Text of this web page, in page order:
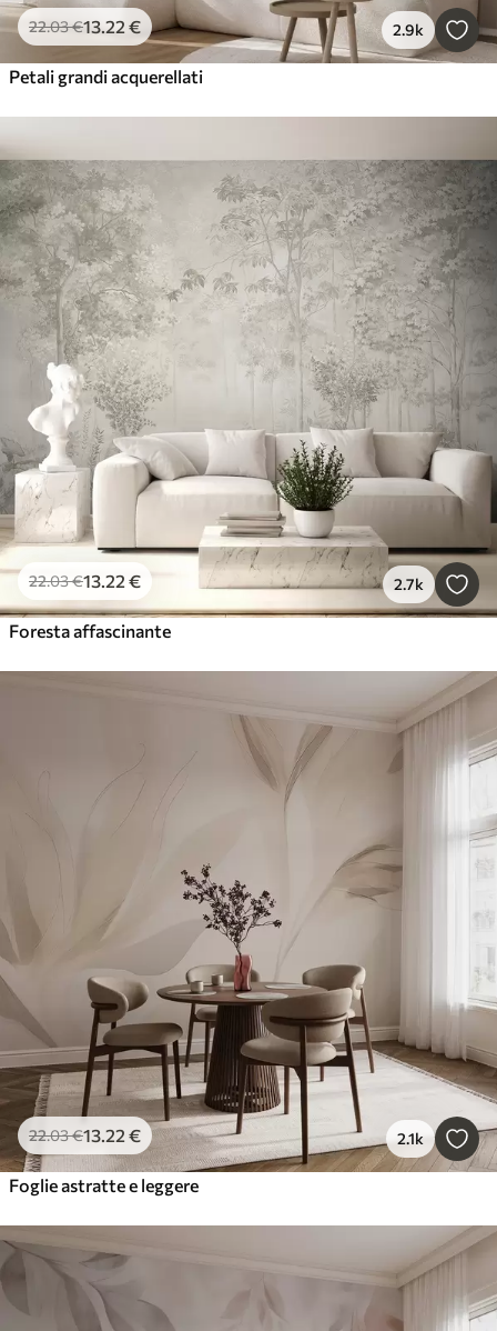
22.03€13.22 € 2.9k
Petali grandi acquerellati
22.03€13.22 € 2.7k
Foresta affascinante
22.03€13.22 € 2.1k
Foglie astratte e leggere